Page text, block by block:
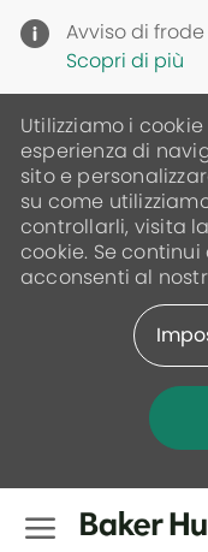
Avviso di
Scopri di più
Utilizziamo i
esperienza di
sito e
su come
controllarli, visita
cookie. Se
acconsenti al